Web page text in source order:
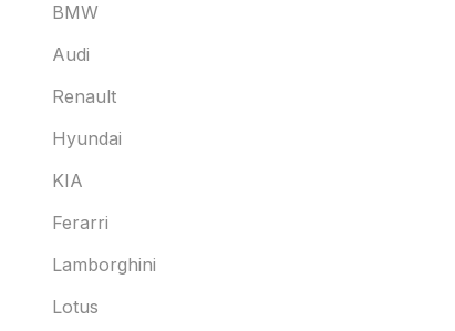
BMW
Audi
Renault
Hyundai
KIA
Ferarri
Lamborghini
Lotus